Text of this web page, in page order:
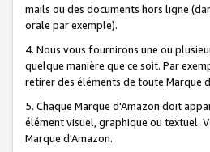
mails ou des documents hors ligne
orale par exemple).
4. Nous vous fournirons une ou
quelque manière que ce soit. Par
retirer des éléments de toute Marque
5. Chaque Marque d'Amazon doit
élément visuel, graphique ou textuel.
Marque d'Amazon.